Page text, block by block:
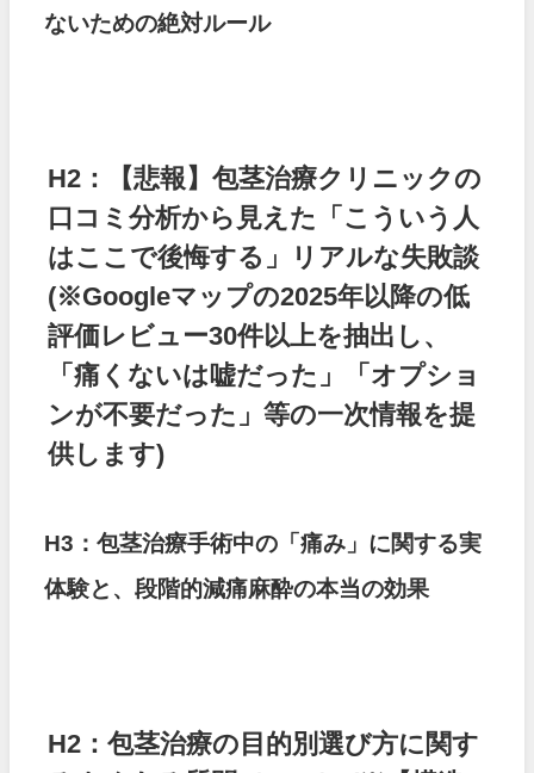
ないための絶対ルール
H2：【悲報】包茎治療クリニックの
口コミ分析から見えた「こういう人
はここで後悔する」リアルな失敗談
(※Googleマップの2025年以降の低
評価レビュー30件以上を抽出し、
「痛くないは嘘だった」「オプショ
ンが不要だった」等の一次情報を提
供します)
H3：包茎治療手術中の「痛み」に関する実
体験と、段階的減痛麻酔の本当の効果
H2：包茎治療の目的別選び方に関す